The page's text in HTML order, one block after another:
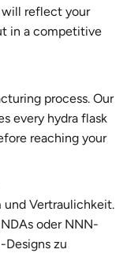
will reflect your
in a competitive
process. Our
every hydra flask
reaching your
und Vertraulichkeit.
oder NNN-
Designs zu